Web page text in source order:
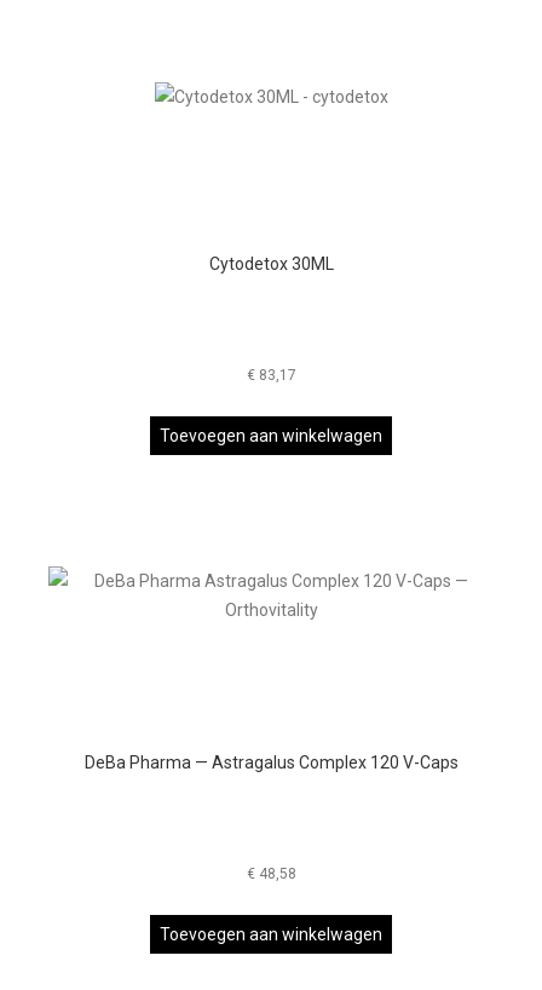
Cytodetox 30ML
€83,17
Toevoegen aan winkelwagen
DeBa Pharma — Astragalus Complex 120 V-Caps
€48,58
Toevoegen aan winkelwagen